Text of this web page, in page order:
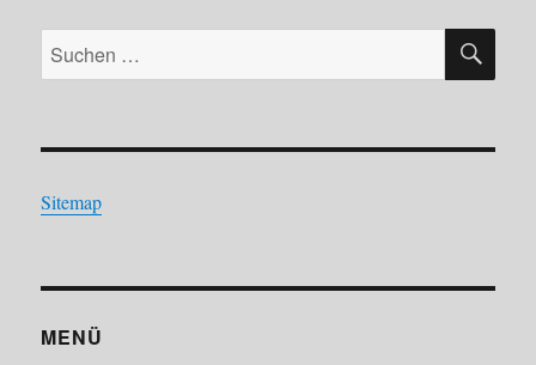
Suchen
nach:
Sitemap
MENÜ